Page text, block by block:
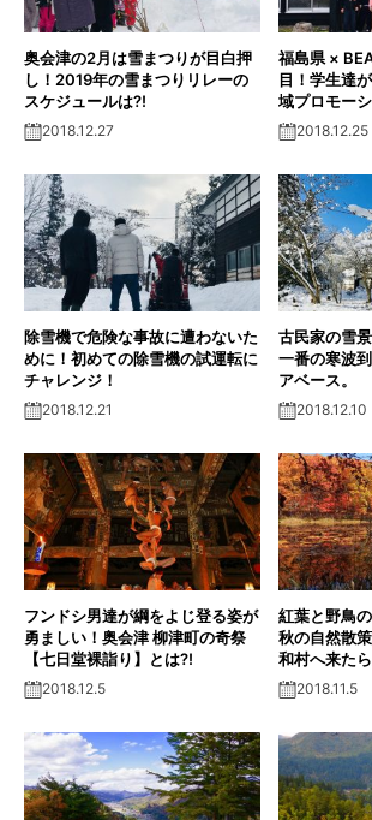
奥会津の2月は雪まつりが目白押
し！2019年の雪まつりリレーの
スケジュールは?!
2018.12.27
福島県 ×
目！学生達
域プロモー
ーワードは『
ま』。
2018.12.25
除雪機で危険な事故に遭わないた
めに！初めての除雪機の試運転に
チャレンジ！
2018.12.21
古民家の雪
一番の寒波
アベース。
2018.12.10
フンドシ男達が綱をよじ登る姿が
勇ましい！奥会津 柳津町の奇祭
【七日堂裸詣り】とは?!
2018.12.5
紅葉と野鳥
秋の自然散
和村へ来た
2018.11.5